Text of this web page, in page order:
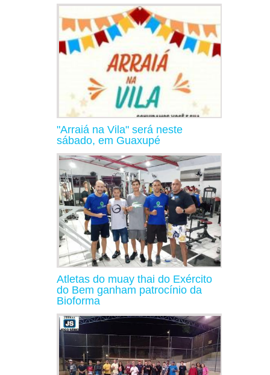
"Arraiá na Vila" será neste
sábado, em Guaxupé
Atletas do muay thai do Exército
do Bem ganham patrocínio da
Bioforma